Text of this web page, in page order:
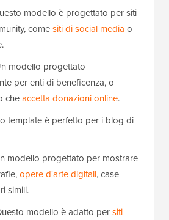
modello è progettato per siti
comesiti di social media o
modello progettato
per enti di beneficenza, o
cheaccetta donazioni online.
template è perfetto per i blog di
modello progettato per mostrare
opere d'arte digitali, case
simili.
modello è adatto persiti